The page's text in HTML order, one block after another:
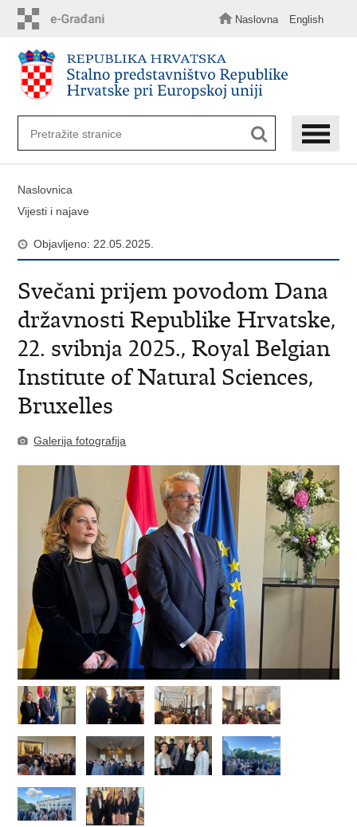
sadržaj
Naslovna English
Naslovnica
Vijesti i najave
Objavljeno: 22.05.2025.
Svečani prijem povodom Dana
državnosti Republike Hrvatske,
22. svibnja 2025., Royal Belgian
Institute of Natural Sciences,
Bruxelles
Galerija fotografija